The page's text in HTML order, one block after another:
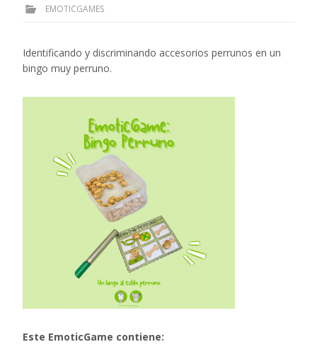
EMOTICGAMES
Identificando y discriminando accesorios perrunos en un
bingo muy perruno.
Este EmoticGame contiene: